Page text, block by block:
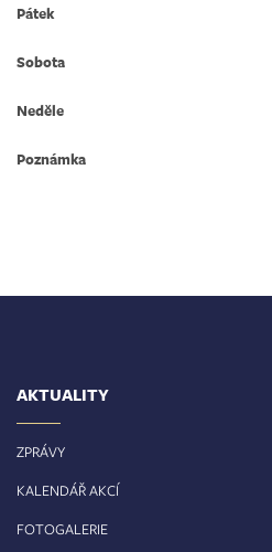
Pátek
Sobota
Neděle
Poznámka
AKTUALITY
ZPRÁVY
KALENDÁŘ AKCÍ
FOTOGALERIE